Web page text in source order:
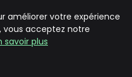
améliorer votre expérience
vous acceptez notre
savoir plus